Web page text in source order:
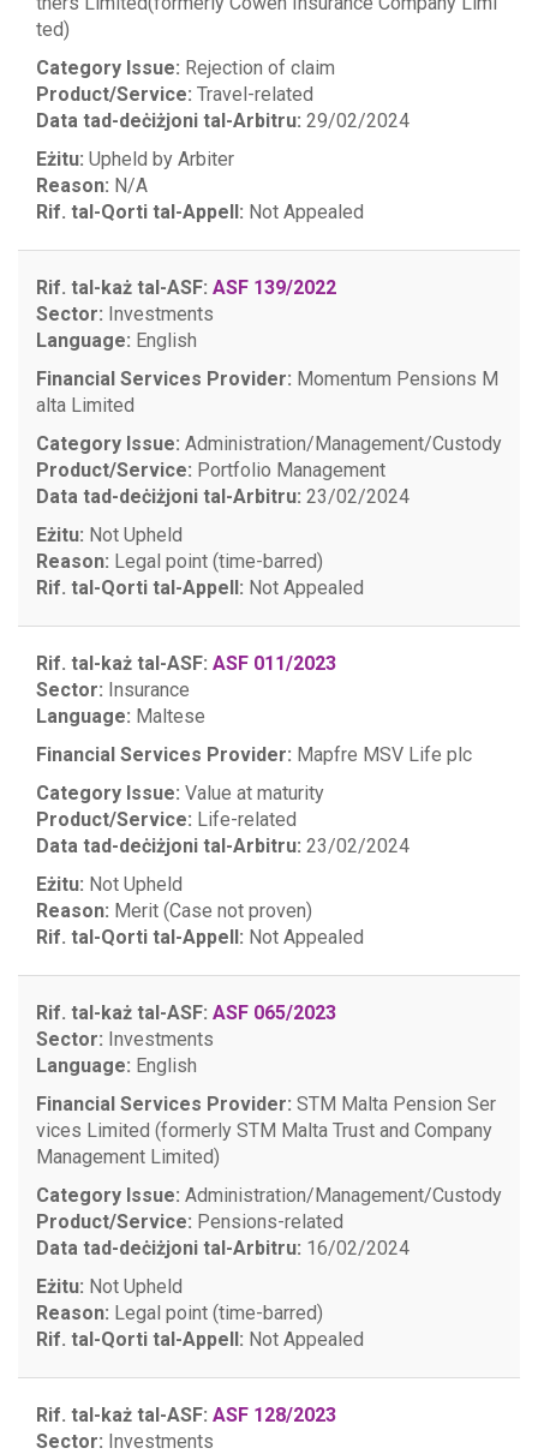
ted)
Category Issue: Rejection of claim
Product/Service: Travel-related
Data tad-deċiżjoni tal-Arbitru: 29/02/2024
Eżitu: Upheld by Arbiter
Reason: N/A
Rif. tal-Qorti tal-Appell: Not Appealed
Rif. tal-każ tal-ASF: ASF 139/2022
Sector: Investments
Language: English
Financial Services Provider: Momentum Pensions M
alta Limited
Category Issue: Administration/Management/Custody
Product/Service: Portfolio Management
Data tad-deċiżjoni tal-Arbitru: 23/02/2024
Eżitu: Not Upheld
Reason: Legal point (time-barred)
Rif. tal-Qorti tal-Appell: Not Appealed
Rif. tal-każ tal-ASF: ASF 011/2023
Sector: Insurance
Language: Maltese
Financial Services Provider: Mapfre MSV Life plc
Category Issue: Value at maturity
Product/Service: Life-related
Data tad-deċiżjoni tal-Arbitru: 23/02/2024
Eżitu: Not Upheld
Reason: Merit (Case not proven)
Rif. tal-Qorti tal-Appell: Not Appealed
Rif. tal-każ tal-ASF: ASF 065/2023
Sector: Investments
Language: English
Financial Services Provider: STM Malta Pension Ser
vices Limited (formerly STM Malta Trust and Company
Management Limited)
Category Issue: Administration/Management/Custody
Product/Service: Pensions-related
Data tad-deċiżjoni tal-Arbitru: 16/02/2024
Eżitu: Not Upheld
Reason: Legal point (time-barred)
Rif. tal-Qorti tal-Appell: Not Appealed
Rif. tal-każ tal-ASF: ASF 128/2023
Sector: Investments